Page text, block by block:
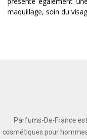
maquillage, soin du
Parfums-De-France
cosmétiques pour